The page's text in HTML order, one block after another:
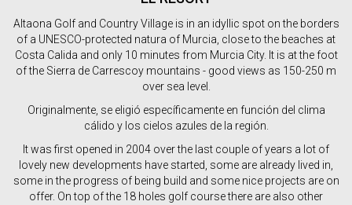
Altaona Golf and Country Village is in an idyllic spot on the borders
of a UNESCO-protected natura of Murcia, close to the beaches at
Costa Calida and only 10 minutes from Murcia City. It is at the foot
of the Sierra de Carrescoy mountains - good views as 150-250 m
over sea level.
Originalmente, se eligió específicamente en función del clima
cálido y los cielos azules de la región.
It was first opened in 2004 over the last couple of years a lot of
lovely new developments have started, some are already lived in,
some in the progress of being build and some nice projects are on
offer. On top of the 18 holes golf course there are also other